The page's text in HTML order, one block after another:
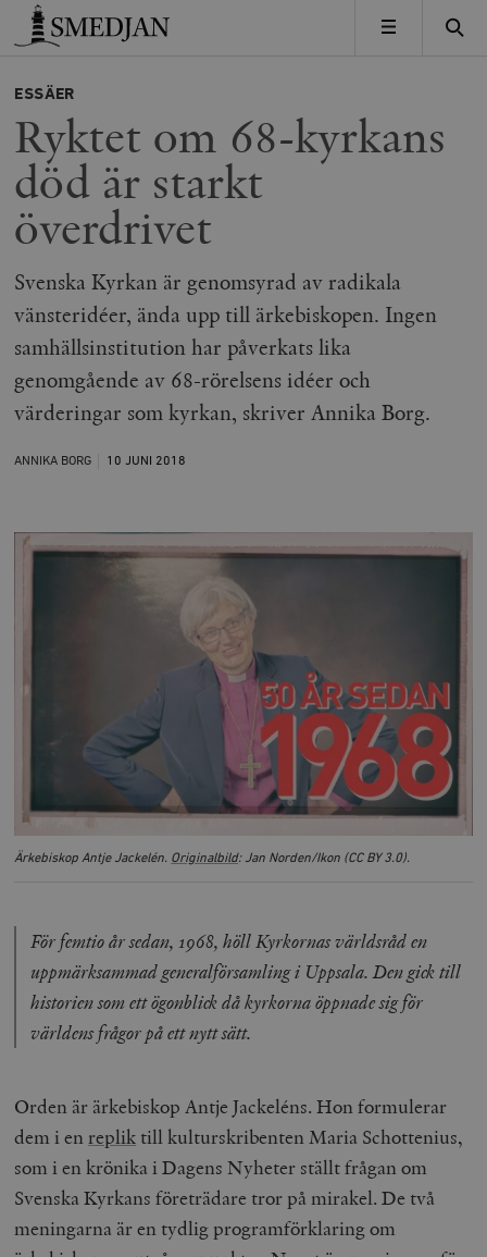
Timbro
MENY
ESSÄER
Ryktet om 68-kyrkans
död är starkt
överdrivet
Svenska Kyrkan är genomsyrad av radikala
vänsteridéer, ända upp till ärkebiskopen. Ingen
samhällsinstitution har påverkats lika
genomgående av 68-rörelsens idéer och
värderingar som kyrkan, skriver Annika Borg.
ANNIKA BORG 10 JUNI 2018
Ärkebiskop Antje Jackelén. Originalbild: Jan Norden/Ikon (CC BY 3.0).
För femtio år sedan, 1968, höll Kyrkornas världsråd en
uppmärksammad generalförsamling i Uppsala. Den gick till
historien som ett ögonblick då kyrkorna öppnade sig för
världens frågor på ett nytt sätt.
Orden är ärkebiskop Antje Jackeléns. Hon formulerar
dem i enreplik till kulturskribenten Maria Schottenius,
som i en krönika i Dagens Nyheter ställt frågan om
Svenska Kyrkans företrädare tror på mirakel. De två
meningarna är en tydlig programförklaring om